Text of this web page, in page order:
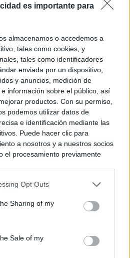
es importante para
almacenamos o accedemos a
tales como cookies, y
tales como identificadores
enviada por un dispositivo,
y anuncios, medición de
información sobre el público, así
productos. Con su permiso,
podemos utilizar datos de
e identificación mediante las
Puede hacer clic para
a nosotros y a nuestros socios
el procesamiento previamente
en cuenta que algún
usted tiene el derecho de
Sus preferencias se aplicarán
de nuevo en este sitio web o
privacidad.
Opt Outs
Sharing of my
Sale of my